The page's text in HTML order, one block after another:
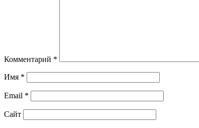
Комментарий *
Имя *
Email *
Сайт